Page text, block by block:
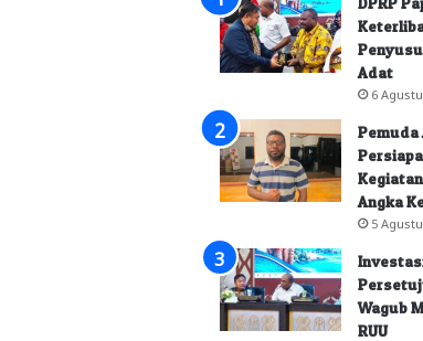
Adat
6
Pemuda
Angka
5
Wagub
RUU